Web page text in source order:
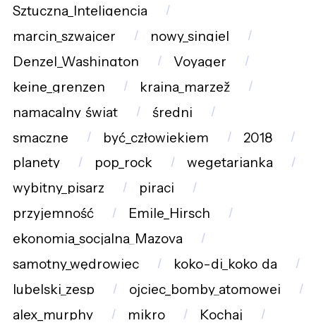
Sztuczna_Inteligencja
marcin_szwajcer
nowy_singiel
Denzel_Washington
Voyager
keine_grenzen
kraina_marzež
namacalny_świat
średni
smaczne
być_człowiekiem
2018
planety
pop_rock
wegetarianka
wybitny_pisarz
piraci
przyjemność
Emile_Hirsch
ekonomia_socjalna_Mazova
samotny_wędrowiec
koko-di_koko_da
lubelski_zesp
ojciec_bomby_atomowej
alex_murphy
mikro
Kochaj